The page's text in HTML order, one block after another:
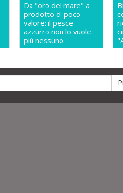
Da "oro del mare" a
prodotto di poco
valore: il pesce
azzurro non lo vuole
più nessuno